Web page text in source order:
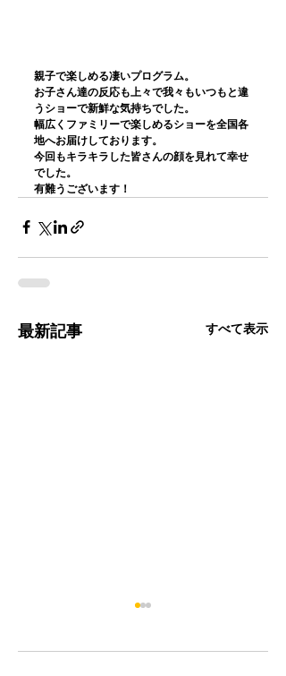
親子で楽しめる凄いプログラム。
お子さん達の反応も上々で我々もいつもと違
うショーで新鮮な気持ちでした。
幅広くファミリーで楽しめるショーを全国各
地へお届けしております。
今回もキラキラした皆さんの顔を見れて幸せ
でした。
有難うございます！
最新記事 すべて表示